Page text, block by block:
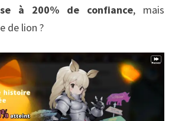
à 200% de confiance, mais
de lion ?